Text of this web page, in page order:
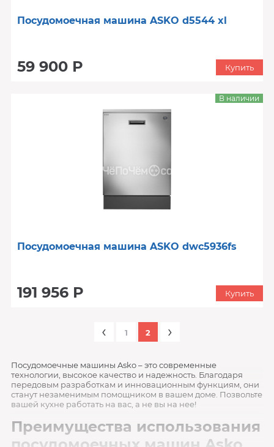
Посудомоечная машина ASKO d5544 xl
59 900 Р Купить
Посудомоечная машина ASKO dwc5936fs
191 956 Р
В наличии
Купить
‹ 1 2 ›
Посудомоечные машины Asko – это современные
технологии, высокое качество и надежность. Благодаря
передовым разработкам и инновационным функциям, они
станут незаменимым помощником в вашем доме. Позвольте
вашей кухне работать на вас, а не вы на нее!
Преимущества использования